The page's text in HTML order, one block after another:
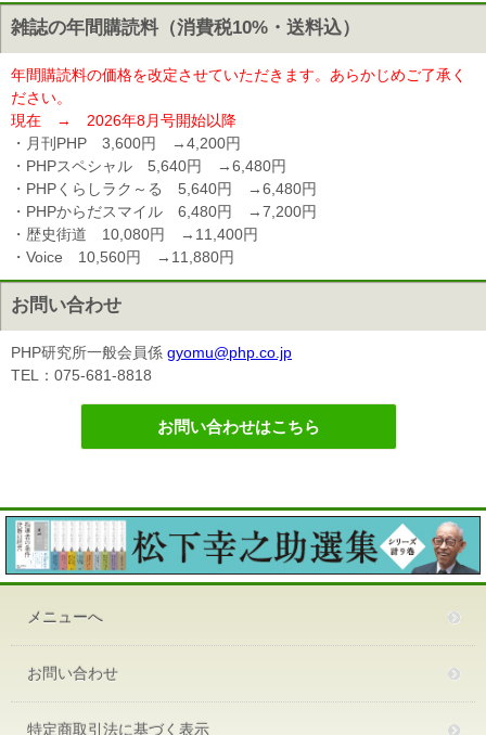
雑誌の年間購読料（消費税10%・送料込）
年間購読料の価格を改定させていただきます。あらかじめご了承く
ださい。
現在 → 2026年8月号開始以降
・月刊PHP 3,600円 →4,200円
・PHPスペシャル 5,640円 →6,480円
・PHPくらしラク～る 5,640円 →6,480円
・PHPからだスマイル 6,480円 →7,200円
・歴史街道 10,080円 →11,400円
・Voice 10,560円 →11,880円
お問い合わせ
PHP研究所一般会員係 gyomu@php.co.jp
TEL：075-681-8818
お問い合わせはこちら
メニューへ
お問い合わせ
特定商取引法に基づく表示